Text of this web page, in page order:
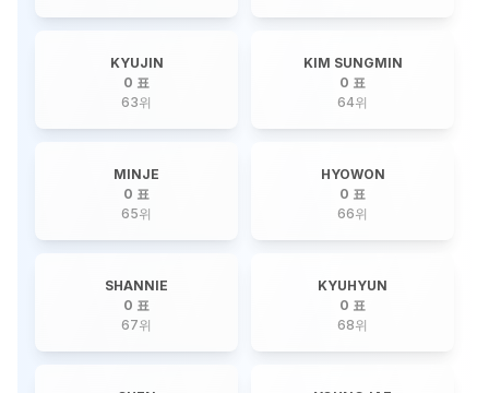
KYUJIN
0 표
63위
KIM SUNGMIN
0 표
64위
MINJE
0 표
65위
HYOWON
0 표
66위
SHANNIE
0 표
67위
KYUHYUN
0 표
68위